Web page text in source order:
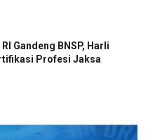
Gandeng BNSP, Harli
Profesi Jaksa